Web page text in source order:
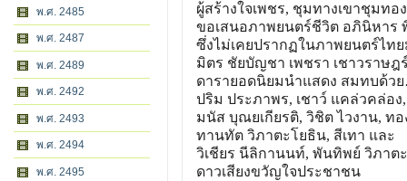
พ.ศ. 2485
พ.ศ. 2487
พ.ศ. 2489
พ.ศ. 2492
พ.ศ. 2493
พ.ศ. 2494
พ.ศ. 2495
ผู้สร้างใจเพชร, ชุมทางเขาชุมทอ
ขอเสนอภาพยนตร์ชีวิต อภินิหาร
ซึ่งไม่เคยปรากฏในภาพยนตร์ไท
มิตร ชัยบัญชา เพชรา เชาวราษฎ
ดารายอดนิยมนำแสดง สมทบด้ว
ปริม ประภาพร, เชาว์ แคล่วคล่อ
มนัส บุณยเกียรติ, วิชิต ไวงาน, ทอ
ทานทัต วิภาตะโยธิน, สีเทา และ
วิเชียร นีลิกานนท์, พันทิพย์ วิภาต
ดาวเสียงขวัญใจประชาชน